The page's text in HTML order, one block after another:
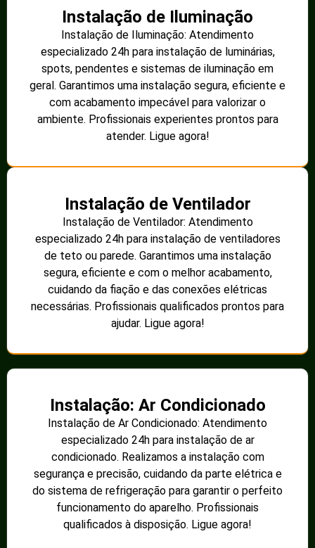
Instalação de Iluminação
Instalação de Iluminação: Atendimento
especializado 24h para instalação de luminárias,
spots, pendentes e sistemas de iluminação em
geral. Garantimos uma instalação segura, eficiente e
com acabamento impecável para valorizar o
ambiente. Profissionais experientes prontos para
atender. Ligue agora!
Instalação de Ventilador
Instalação de Ventilador: Atendimento
especializado 24h para instalação de ventiladores
de teto ou parede. Garantimos uma instalação
segura, eficiente e com o melhor acabamento,
cuidando da fiação e das conexões elétricas
necessárias. Profissionais qualificados prontos para
ajudar. Ligue agora!
Instalação: Ar Condicionado
Instalação de Ar Condicionado: Atendimento
especializado 24h para instalação de ar
condicionado. Realizamos a instalação com
segurança e precisão, cuidando da parte elétrica e
do sistema de refrigeração para garantir o perfeito
funcionamento do aparelho. Profissionais
qualificados à disposição. Ligue agora!